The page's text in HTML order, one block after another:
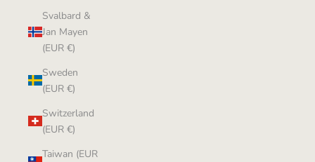
Svalbard &
Jan Mayen
(EUR €)
Sweden
(EUR €)
Switzerland
(EUR €)
Taiwan (EUR